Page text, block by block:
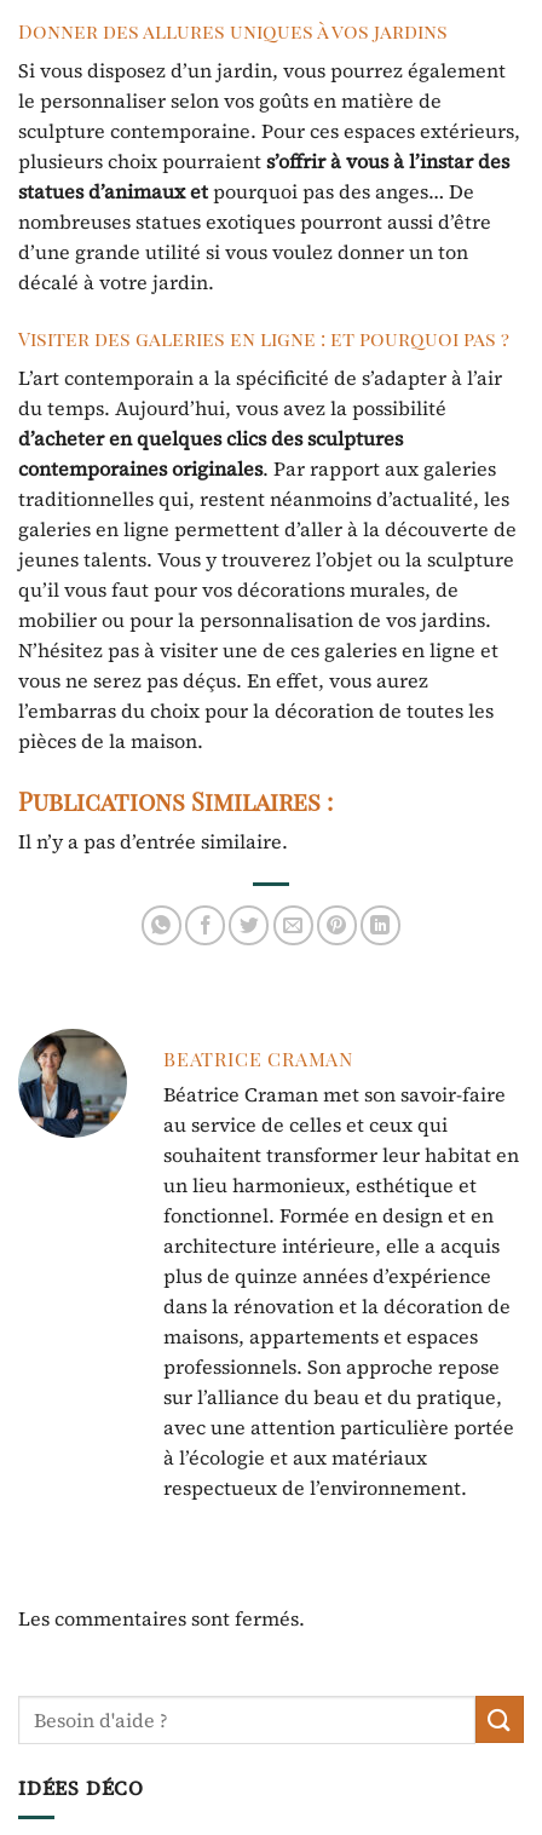
Donner des allures uniques à vos jardins
Si vous disposez d’un jardin, vous pourrez également
le personnaliser selon vos goûts en matière de
sculpture contemporaine. Pour ces espaces extérieurs,
plusieurs choix pourraients’offrir à vous à l’instar des
statues d’animaux etpourquoi pas des anges… De
nombreuses statues exotiques pourront aussi d’être
d’une grande utilité si vous voulez donner un ton
décalé à votre jardin.
Visiter des galeries en ligne : et pourquoi pas ?
L’art contemporain a la spécificité de s’adapter à l’air
du temps. Aujourd’hui, vous avez la possibilité
d’acheter en quelques clics des sculptures
contemporaines originales. Par rapport aux galeries
traditionnelles qui, restent néanmoins d’actualité, les
galeries en ligne permettent d’aller à la découverte de
jeunes talents. Vous y trouverez l’objet ou la sculpture
qu’il vous faut pour vos décorations murales, de
mobilier ou pour la personnalisation de vos jardins.
N’hésitez pas à visiter une de ces galeries en ligne et
vous ne serez pas déçus. En effet, vous aurez
l’embarras du choix pour la décoration de toutes les
pièces de la maison.
Publications Similaires :
Il n’y a pas d’entrée similaire.
BEATRICE CRAMAN
Béatrice Craman met son savoir-faire
au service de celles et ceux qui
souhaitent transformer leur habitat en
un lieu harmonieux, esthétique et
fonctionnel. Formée en design et en
architecture intérieure, elle a acquis
plus de quinze années d’expérience
dans la rénovation et la décoration de
maisons, appartements et espaces
professionnels. Son approche repose
sur l’alliance du beau et du pratique,
avec une attention particulière portée
à l’écologie et aux matériaux
respectueux de l’environnement.
Les commentaires sont fermés.
IDÉES DÉCO